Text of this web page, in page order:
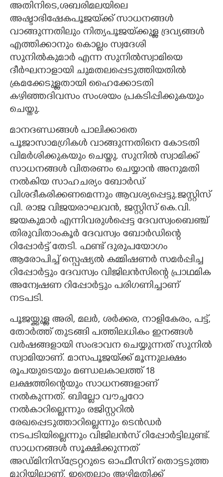
അതിനിടെ,ശബരിമലയിലെ
അഷ്ടാഭിഷേകപൂജയ്‌ക്ക് സാധനങ്ങൾ
വാങ്ങുന്നതിലും നിത്യപൂജയ്‌ക്കുള്ള ദ്രവ്യങ്ങൾ
എത്തിക്കാനും കൊല്ലം സ്വദേശി
സുനിൽകുമാ‌ർ എന്ന സുനിൽസ്വാമിയെ
ദീർഘനാളായി ചുമതലപ്പെടുത്തിയതിൽ
ക്രമക്കേടുള്ളതായി ഹൈക്കോടതി
കഴിഞ്ഞദിവസം സംശയം പ്രകടിപ്പിക്കുകയും
ചെയ്തു.
മാനദണ്ഡങ്ങൾ പാലിക്കാതെ
പൂജാസാമഗ്രികൾ വാങ്ങുന്നതിനെ കോടതി
വിമർശിക്കുകയും ചെയ്തു. സുനിൽ സ്വാമിക്ക്
സാധനങ്ങൾ വിതരണം ചെയ്യാൻ അനുമതി
നൽകിയ സാഹചര്യം ബോർഡ്
വിശദീകരിക്കണമെന്നും ആവശ്യപ്പെട്ടു.ജസ്റ്റിസ്
വി. രാജ വിജയരാഘവൻ, ജസ്റ്റിസ് കെ.വി.
ജയകുമാർ എന്നിവരുൾപ്പെട്ട ദേവസ്വംബെഞ്ച്
തിരുവിതാംകൂർ ദേവസ്വം ബോർഡിന്റെ
റിപ്പോർട്ട് തേടി. ഫണ്ട് ദുരുപയോഗം
ആരോപിച്ച് സ്പെഷ്യൽ കമ്മിഷണർ സമർപ്പിച്ച
റിപ്പോർട്ടും ദേവസ്വം വിജിലൻസിന്റെ പ്രാഥമിക
അന്വേഷണ റിപ്പോർട്ടും പരിഗണിച്ചാണ്
നടപടി.
പൂജയ്ക്കുള്ള അരി, മലർ, ശർക്കര, നാളികേരം, പട്ട്,
തോർത്ത് തുടങ്ങി പത്തിലധികം ഇനങ്ങൾ
വർഷങ്ങളായി സംഭാവന ചെയ്യുന്നത് സുനിൽ
സ്വാമിയാണ്. മാസപൂജയ്‌ക്ക് മൂന്നുലക്ഷം
രൂപയുടെയും മണ്ഡലകാലത്ത് 18
ലക്ഷത്തിന്റെയും സാധനങ്ങളാണ്
നൽകുന്നത്. ബില്ലോ വൗച്ചറോ
നൽകാറില്ലെന്നും രജിസ്റ്ററിൽ
രേഖപ്പെടുത്താറില്ലെന്നും ടെൻഡർ
നടപടിയില്ലെന്നും വിജിലൻസ് റിപ്പോർട്ടിലുണ്ട്.
സാധനങ്ങൾ സൂക്ഷിക്കുന്നത്
അഡ്മിനിസ്ട്രേറ്ററുടെ ഓഫീസിന് തൊട്ടടുത്ത